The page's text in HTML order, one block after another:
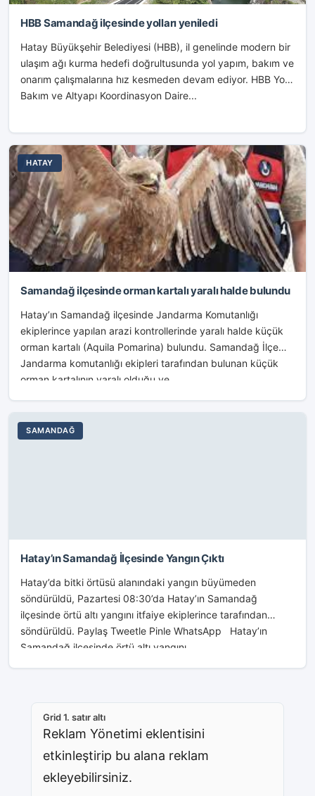
HBB Samandağ ilçesinde yolları yeniledi
Hatay Büyükşehir Belediyesi (HBB), il genelinde modern bir
ulaşım ağı kurma hedefi doğrultusunda yol yapım, bakım ve
onarım çalışmalarına hız kesmeden devam ediyor. HBB Yol
Bakım ve Altyapı Koordinasyon Daire...
HATAY
Samandağ ilçesinde orman kartalı yaralı halde bulundu
Hatay’ın Samandağ ilçesinde Jandarma Komutanlığı
ekiplerince yapılan arazi kontrollerinde yaralı halde küçük
orman kartalı (Aquila Pomarina) bulundu. Samandağ İlçe
Jandarma komutanlığı ekipleri tarafından bulunan küçük
orman kartalının yaralı olduğu ve...
SAMANDAĞ
Hatay’ın Samandağ İlçesinde Yangın Çıktı
Hatay’da bitki örtüsü alanındaki yangın büyümeden
söndürüldü, Pazartesi 08:30’da Hatay’ın Samandağ
ilçesinde örtü altı yangını itfaiye ekiplerince tarafından
söndürüldü. Paylaş Tweetle Pinle WhatsApp Hatay’ın
Samandağ ilçesinde örtü altı yangını...
Grid 1. satır altı
Reklam Yönetimi eklentisini
etkinleştirip bu alana reklam
ekleyebilirsiniz.